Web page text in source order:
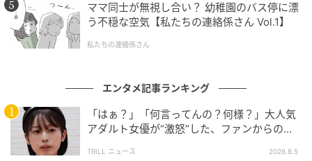
ママ同士が無視し合い？ 幼稚園のバス停に漂
う不穏な空気【私たちの連絡係さん Vol.1】
私たちの連絡係さん
エンタメ記事ランキング
「はぁ？」「何言ってんの？何様？」大人気
アダルト女優が“激怒”した、ファンからの
TRILL ニュース 2026.8.5